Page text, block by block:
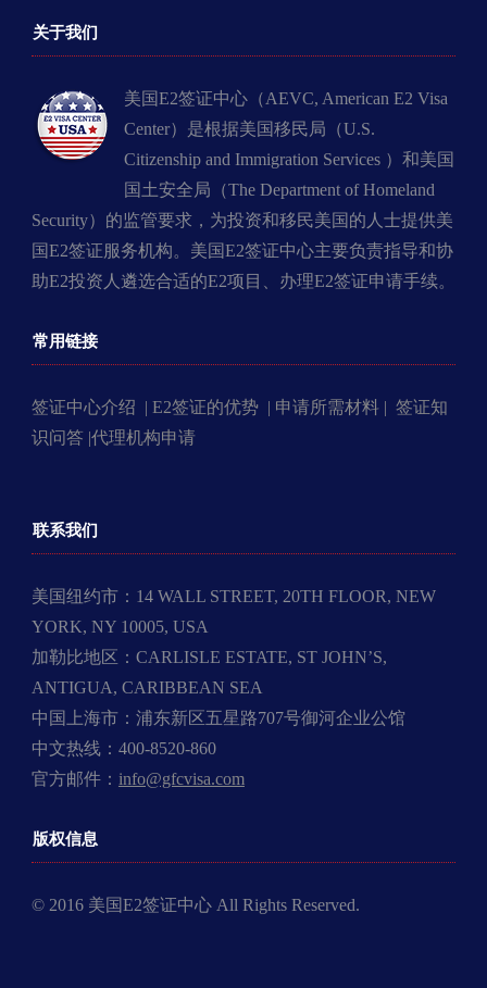
关于我们
美国E2签证中心（AEVC, American E2 Visa
Center）是根据美国移民局（U.S.
Citizenship and Immigration Services ）和美国
国土安全局（The Department of Homeland
Security）的监管要求，为投资和移民美国的人士提供美
国E2签证服务机构。美国E2签证中心主要负责指导和协
助E2投资人遴选合适的E2项目、办理E2签证申请手续。
常用链接
签证中心介绍 | E2签证的优势 | 申请所需材料 | 签证知
识问答 |代理机构申请
联系我们
美国纽约市：14 WALL STREET, 20TH FLOOR, NEW
YORK, NY 10005, USA
加勒比地区：CARLISLE ESTATE, ST JOHN’S,
ANTIGUA, CARIBBEAN SEA
中国上海市：浦东新区五星路707号御河企业公馆
中文热线：400-8520-860
官方邮件： info@gfcvisa.com
版权信息
© 2016 美国E2签证中心 All Rights Reserved.